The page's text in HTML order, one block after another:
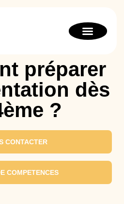
préparer
dès
?
CONTACTER
COMPETENCES